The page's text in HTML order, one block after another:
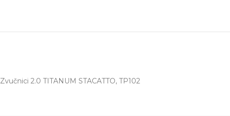
Zvučnici 2.0 TITANUM STACATTO, TP102